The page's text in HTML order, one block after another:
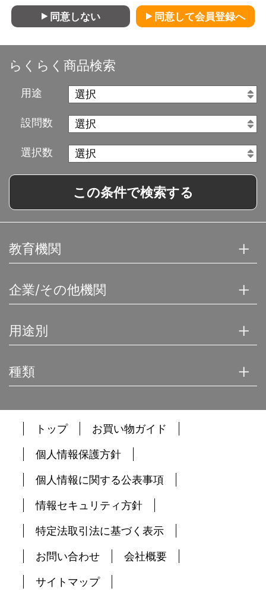
があるときは、当社は、会員資格を取り消すこと
ができることとします。
います。
(2)当ホームページにアクセスして情報を改ざんした
グラムを送信するなどして、当社の営業を妨害す
(3)当社が扱う商品の知的所有権を侵害する行為を
(4)その他、この利用規約に反する行為をすること
第6条 (会員情報の取扱い)
ただし、次の各号の場合には、会員の事前の同意
なく、当社は会員情報その他のお客様情報を開示
(1)法令に基づき開示を求められた場合
(2)当社の権利、利益、名誉等を保護するために必要
2. 会員情報につきましては、当社の「個人情報保護
への取組み」に従い、当社が管理します。当社
ス内容の向上、サービスの利用促進、およびサー
ビスの健全かつ円滑な運営の確保を図る目的のた
3. 当社は、会員に対して、メールマガジンその他の
ができるものとします。会員が情報提供を希望し
ない場合は、当社所定の方法に従い、その旨を通
知して頂ければ、情報提供を停止します。ただ
し、本サービス運営に必要な情報提供につきまし
ては、会員の希望により停止をすることはできま
せん。
第7条 (禁止事項)
本サービスの利用に際して、会員に対し次の各号の
行為を行うことを禁止します。
同意しない 同意して会員登録へ
らくらく商品検索
用途
設問数
選択数
この条件で検索する
教育機関
企業/その他機関
用途別
種類
トップ お買い物ガイド
個人情報保護方針
個人情報に関する公表事項
情報セキュリティ方針
特定法取引法に基づく表示
お問い合わせ 会社概要
サイトマップ